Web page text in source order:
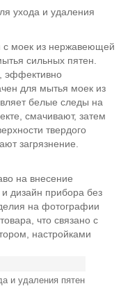
ухода и удаления
с моек из нержавеющей
сильных пятен.
эффективно
для мытья моек из
белые следы на
смачивают, затем
твердого
загрязнение.
на внесение
дизайн прибора без
на фотографии
что связано с
настройками
и удаления пятен